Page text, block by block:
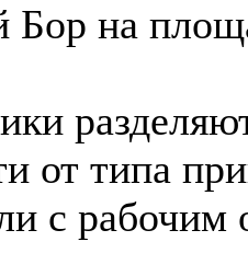
Бор на
от типа
с рабочим